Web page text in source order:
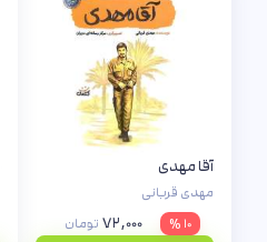
آقا مهدی
مهدی قربانی
۱۰ %
۷۲,۰۰۰ تومان